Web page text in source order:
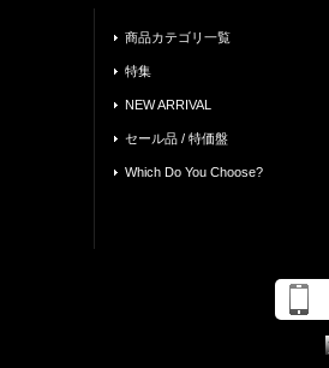
商品カテゴリ一覧
特集
NEW ARRIVAL
セール品 / 特価盤
Which Do You Choose?